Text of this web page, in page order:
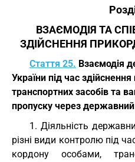
ВЗАЄМОДІЯ ТА
ЗДІЙСНЕННЯ
Стаття 25. Взаємодія
України під час здійснення
транспортних засобів та
пропуску через
1. Діяльність
різні види контролю під
кордону особами,